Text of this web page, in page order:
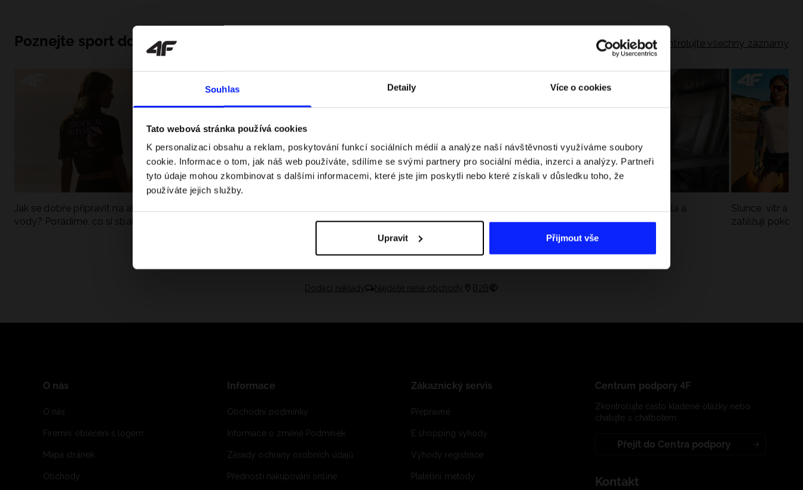
Souhlas Detaily Více o cookies
Tato webová stránka používá cookies
K personalizaci obsahu a reklam, poskytování funkcí sociálních médií a analýze naší návštěvnosti využíváme soubory
cookie. Informace o tom, jak náš web používáte, sdílíme se svými partnery pro sociální média, inzerci a analýzy. Partneři
tyto údaje mohou zkombinovat s dalšími informacemi, které jste jim poskytli nebo které získali v důsledku toho, že
používáte jejich služby.
Upravit Přijmout vše
Poznejte sport do hloubky Zkontrolujte všechny záznamy
Jak se dobře připravit na aktivní den u
vody? Poradíme, co si sbalit
kategorie? Kompletní průvodce
závodů, rekordy a nejlepší jezdci F1
Jak si sbalit batoh do letadla a
nepřekročit limity?
Slunce, vítr a
zatěžují
Dodací náklady Najděte naše obchody B2B
O nás
O nás
Firemní oblečení s logem
Mapa stránek
Obchody
Informace
Obchodní podmínky
Informace o změně Podmínek
Zásady ochrany osobních údajů
Přednosti nakupování online
Zákaznický servis
Přepravné
E shopping vyhody
Výhody registrace
Platební metody
Centrum podpory 4F
Zkontrolujte často kladené otázky nebo
chatujte s chatbotem:
Přejít do Centra podpory
Kontakt